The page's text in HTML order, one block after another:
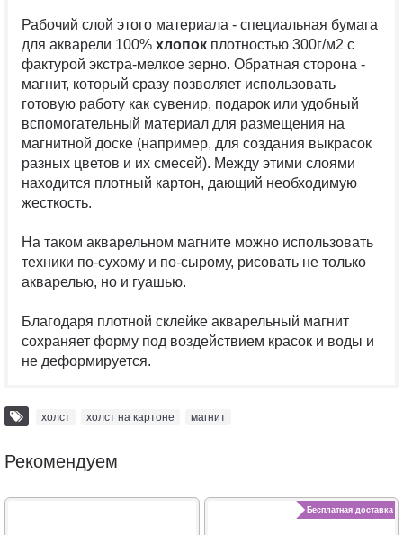
Рабочий слой этого материала - специальная бумага
для акварели 100% хлопок плотностью 300г/м2 с
фактурой экстра-мелкое зерно. Обратная сторона -
магнит, который сразу позволяет использовать
готовую работу как сувенир, подарок или удобный
вспомогательный материал для размещения на
магнитной доске (например, для создания выкрасок
разных цветов и их смесей). Между этими слоями
находится плотный картон, дающий необходимую
жесткость.
На таком акварельном магните можно использовать
техники по-сухому и по-сырому, рисовать не только
акварелью, но и гуашью.
Благодаря плотной склейке акварельный магнит
сохраняет форму под воздействием красок и воды и
не деформируется.
холст холст на картоне магнит
Рекомендуем
Бесплатная доставка